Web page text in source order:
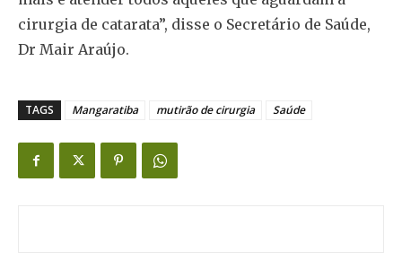
cirurgia de catarata”, disse o Secretário de Saúde,
Dr Mair Araújo.
TAGS Mangaratiba mutirão de cirurgia Saúde